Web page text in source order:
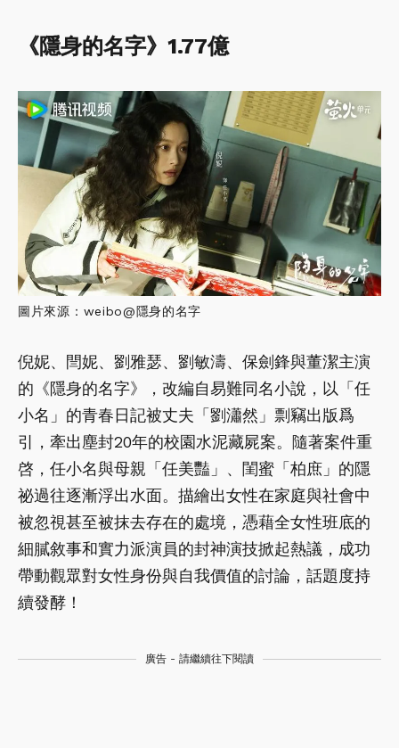
《隱身的名字》1.77億
圖片來源：weibo@隱身的名字
倪妮、閆妮、劉雅瑟、劉敏濤、保劍鋒與董潔主演
的《隱身的名字》，改編自易難同名小說，以「任
小名」的青春日記被丈夫「劉瀟然」剽竊出版爲
引，牽出塵封20年的校園水泥藏屍案。隨著案件重
啓，任小名與母親「任美豔」、閨蜜「柏庶」的隱
祕過往逐漸浮出水面。描繪出女性在家庭與社會中
被忽視甚至被抹去存在的處境，憑藉全女性班底的
細膩敘事和實力派演員的封神演技掀起熱議，成功
帶動觀眾對女性身份與自我價值的討論，話題度持
續發酵！
廣告 - 請繼續往下閱讀